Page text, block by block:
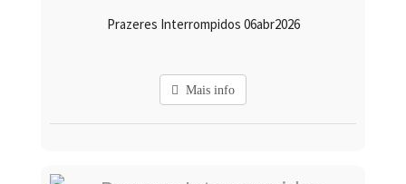
Prazeres Interrompidos 06abr2026
Mais info